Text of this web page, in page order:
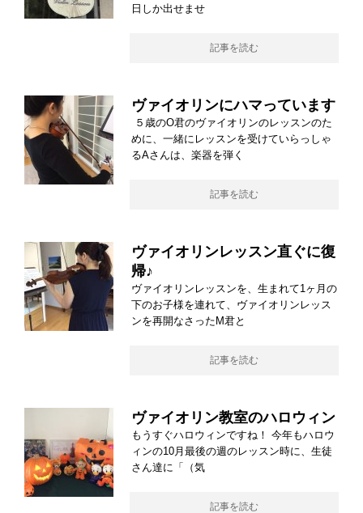
日しか出せませ
記事を読む
ヴァイオリンにハマっています
５歳のO君のヴァイオリンのレッスンのた
めに、一緒にレッスンを受けていらっしゃ
るAさんは、楽器を弾く
記事を読む
ヴァイオリンレッスン直ぐに復
帰♪
ヴァイオリンレッスンを、生まれて1ヶ月の
下のお子様を連れて、ヴァイオリンレッス
ンを再開なさったM君と
記事を読む
ヴァイオリン教室のハロウィン
もうすぐハロウィンですね！ 今年もハロウ
ィンの10月最後の週のレッスン時に、生徒
さん達に「（気
記事を読む